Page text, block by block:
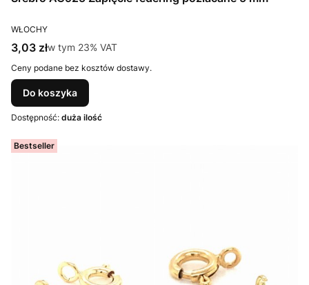
PRODUCENT
WŁOCHY
Cena brutto
3,03 złw tym %s VAT
w tym 23% VAT
Ceny podane bez kosztów dostawy.
Do koszyka
Dostępność: duża ilość
Bestseller